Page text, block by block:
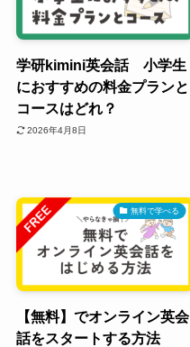
学研kimini英会話 小学生
におすすめの料金プランと
コースはどれ？
2026年4月8日
無料で学べる
【無料】でオンライン英会
話をスタートする方法